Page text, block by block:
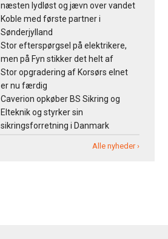
næsten lydløst og jævn over vandet
Koble med første partner i
Sønderjylland
Stor efterspørgsel på elektrikere,
men på Fyn stikker det helt af
Stor opgradering af Korsørs elnet
er nu færdig
Caverion opkøber BS Sikring og
Elteknik og styrker sin
sikringsforretning i Danmark
Alle nyheder ›